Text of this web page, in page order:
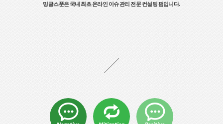
밍글스푼은 국내 최초 온라인 이슈 관리 전문 컨설팅 펌입니다.